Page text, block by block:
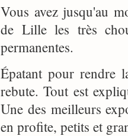
Vous avez jusqu'au
de Lille les très
permanentes.
Épatant pour rendre
rebute. Tout est
Une des meilleurs
en profite, petits et